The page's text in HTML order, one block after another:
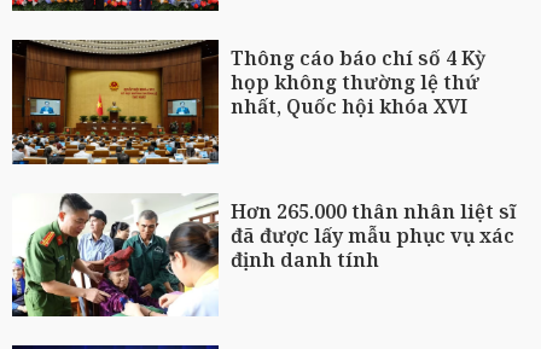
Thông cáo báo chí số 4 Kỳ
họp không thường lệ thứ
nhất, Quốc hội khóa XVI
Hơn 265.000 thân nhân liệt sĩ
đã được lấy mẫu phục vụ xác
định danh tính